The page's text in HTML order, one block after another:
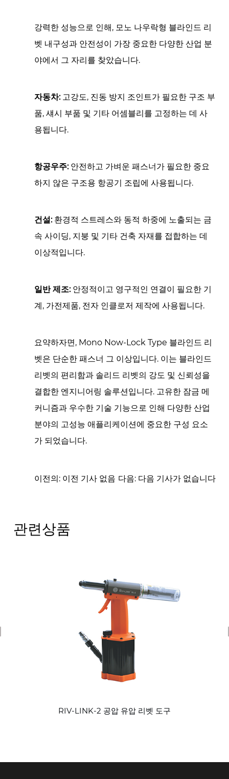
강력한 성능으로 인해, 모노 나우락형 블라인드 리
벳 내구성과 안전성이 가장 중요한 다양한 산업 분
야에서 그 자리를 찾았습니다.
자동차: 고강도, 진동 방지 조인트가 필요한 구조 부
품, 섀시 부품 및 기타 어셈블리를 고정하는 데 사
용됩니다.
항공우주: 안전하고 가벼운 패스너가 필요한 중요
하지 않은 구조용 항공기 조립에 사용됩니다.
건설: 환경적 스트레스와 동적 하중에 노출되는 금
속 사이딩, 지붕 및 기타 건축 자재를 접합하는 데
이상적입니다.
일반 제조: 안정적이고 영구적인 연결이 필요한 기
계, 가전제품, 전자 인클로저 제작에 사용됩니다.
요약하자면, Mono Now-Lock Type 블라인드 리
벳은 단순한 패스너 그 이상입니다. 이는 블라인드
리벳의 편리함과 솔리드 리벳의 강도 및 신뢰성을
결합한 엔지니어링 솔루션입니다. 고유한 잠금 메
커니즘과 우수한 기술 기능으로 인해 다양한 산업
분야의 고성능 애플리케이션에 중요한 구성 요소
가 되었습니다.
이전의: 이전 기사 없음 다음: 다음 기사가 없습니다
관련상품
RIV-LINK-2 공압 유압 리벳 도구